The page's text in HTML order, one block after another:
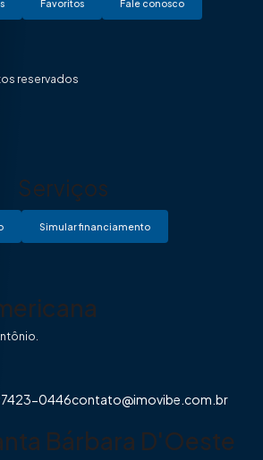
Favoritos Fale conosco
reservados
Serviços
Simular financiamento
0446contato@imovibe.com.br
Bárbara D'Oeste